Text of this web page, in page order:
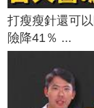
打瘦瘦針還可
險降41％ ...